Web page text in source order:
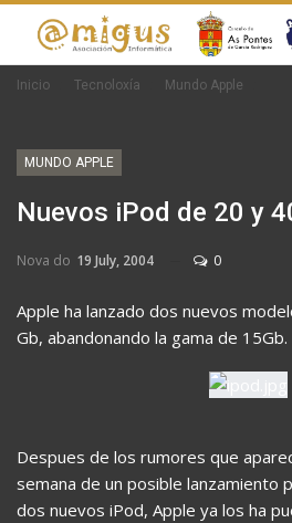
Inicio Tecnoloxía Mundo Apple
MUNDO APPLE
Nuevos iPod de 20 y
Nova do 19 July, 2004 0
Apple ha lanzado dos nuevos
Gb, abandonando la gama de 15Gb.
Despues de los rumores que
semana de un posible lanzamiento
dos nuevos iPod, Apple ya los ha